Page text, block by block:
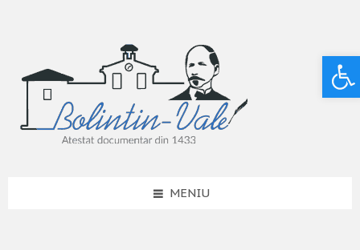
MENIU
Deschide bara de unelte